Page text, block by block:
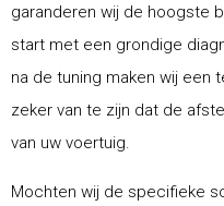
garanderen wij de hoogste
start met een grondige
na de tuning maken wij
zeker van te zijn dat de
van uw voertuig.
Mochten wij de specifieke